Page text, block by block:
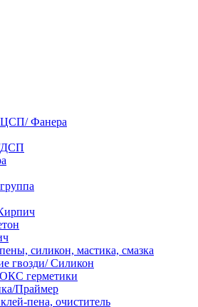
Фанера
силикон, мастика, смазка
гвозди/ Силикон
герметики
Праймер
пена, очиститель